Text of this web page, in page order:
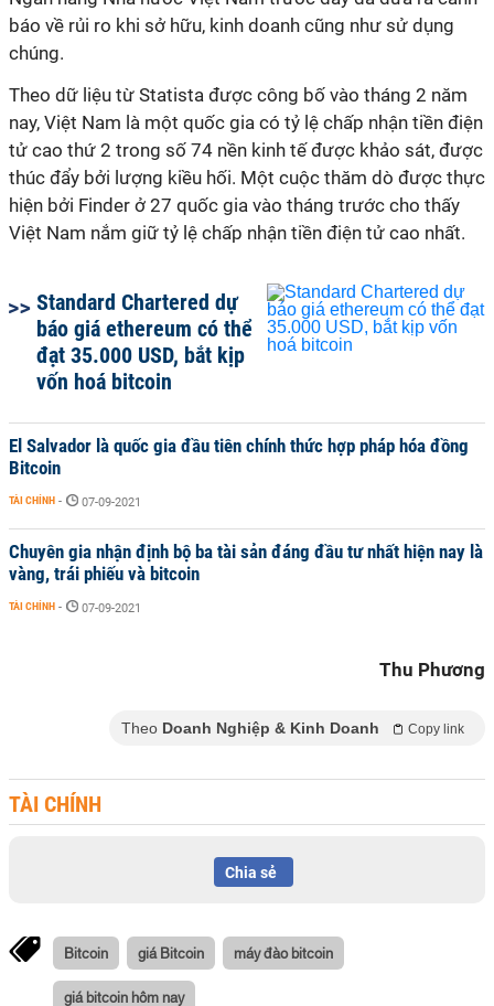
báo về rủi ro khi sở hữu, kinh doanh cũng như sử dụng
chúng.
Theo dữ liệu từ Statista được công bố vào tháng 2 năm
nay, Việt Nam là một quốc gia có tỷ lệ chấp nhận tiền điện
tử cao thứ 2 trong số 74 nền kinh tế được khảo sát, được
thúc đẩy bởi lượng kiều hối. Một cuộc thăm dò được thực
hiện bởi Finder ở 27 quốc gia vào tháng trước cho thấy
Việt Nam nắm giữ tỷ lệ chấp nhận tiền điện tử cao nhất.
Standard Chartered dự
báo giá ethereum có thể
đạt 35.000 USD, bắt kịp
vốn hoá bitcoin
El Salvador là quốc gia đầu tiên chính thức hợp pháp hóa đồng
Bitcoin
TÀI CHÍNH - 07-09-2021
Chuyên gia nhận định bộ ba tài sản đáng đầu tư nhất hiện nay là
vàng, trái phiếu và bitcoin
TÀI CHÍNH - 07-09-2021
Thu Phương
Theo Doanh Nghiệp & Kinh Doanh Copy link
TÀI CHÍNH
Chia sẻ
Bitcoin giá Bitcoin máy đào bitcoin
giá bitcoin hôm nay